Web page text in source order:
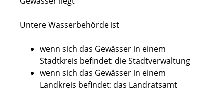
Untere Wasserbehörde ist
wenn sich das Gewässer in einem
Stadtkreis befindet: die Stadtverwaltung
wenn sich das Gewässer in einem
Landkreis befindet: das Landratsamt